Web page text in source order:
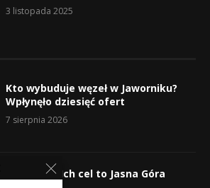
3 listopada 2025
Kto wybuduje węzeł w Jaworniku?
Wpłynęło dziesięć ofert
7 sierpnia 2026
Wyruszyli! Ich cel to Jasna Góra